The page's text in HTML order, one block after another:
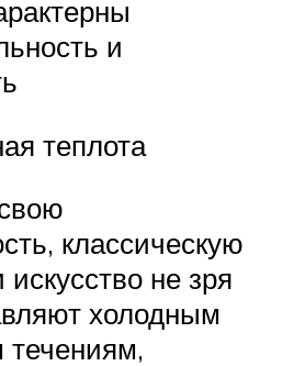
и
теплота
классическую
искусство не зря
холодным